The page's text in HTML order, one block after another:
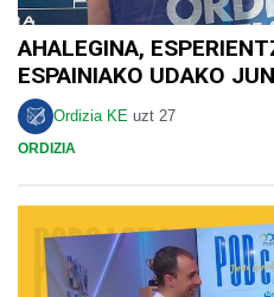
AHALEGINA,
ESPAINIAKO UDAKO
Ordizia KE uzt 27
ORDIZIA